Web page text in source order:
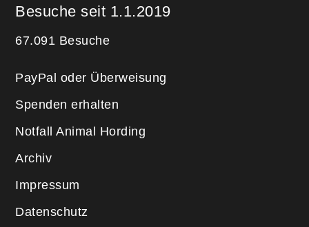
Besuche seit 1.1.2019
67.091 Besuche
PayPal oder Überweisung
Spenden erhalten
Notfall Animal Hording
Archiv
Impressum
Datenschutz